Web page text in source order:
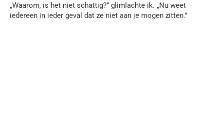
„Waarom, is het niet schattig?” glimlachte ik. „Nu weet
iedereen in ieder geval dat ze niet aan je mogen zitten.”